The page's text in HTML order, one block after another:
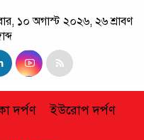
১০ অগাস্ট ২০২৬, ২৬ শ্রাবণ
দর্পণ ইউরোপ দর্পণ